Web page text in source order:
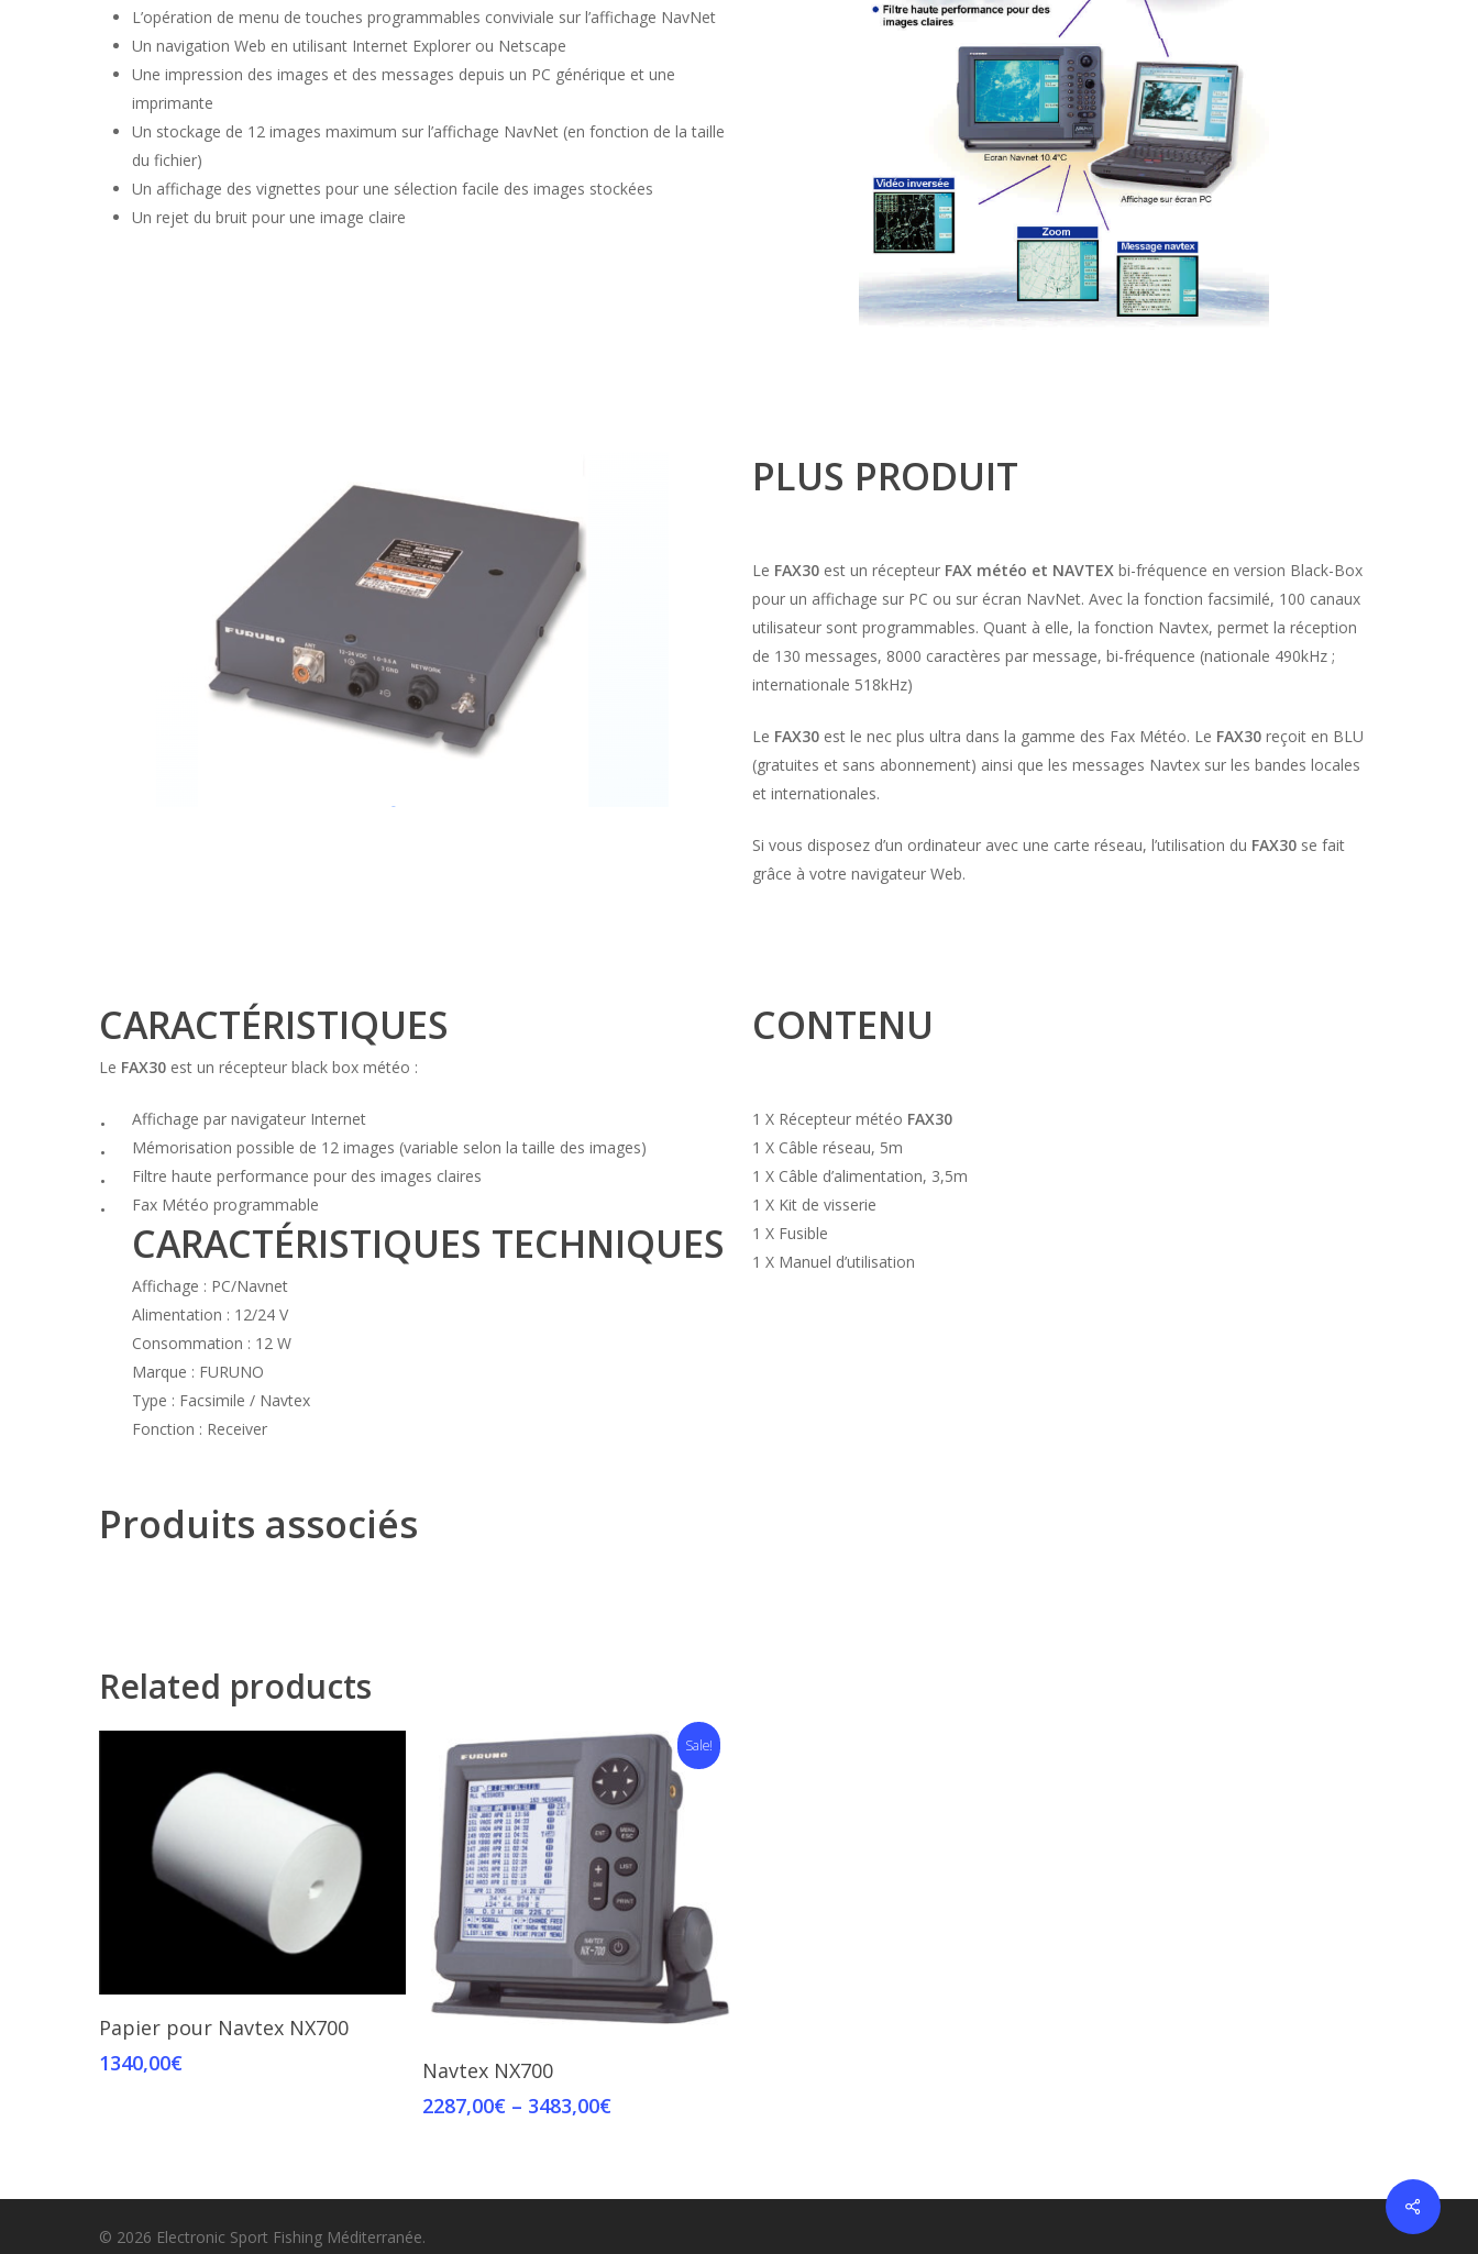
L’opération de menu de touches programmables conviviale sur l’affichage NavNet
Un navigation Web en utilisant Internet Explorer ou Netscape
Une impression des images et des messages depuis un PC générique et une
imprimante
Un stockage de 12 images maximum sur l’affichage NavNet (en fonction de la taille
du fichier)
Un affichage des vignettes pour une sélection facile des images stockées
Un rejet du bruit pour une image claire
PLUS PRODUIT
Le FAX30est un récepteur FAX météo et NAVTEXbi-fréquence en version Black-Box
pour un affichage sur PC ou sur écran NavNet. Avec la fonction facsimilé, 100 canaux
utilisateur sont programmables. Quant à elle, la fonction Navtex, permet la réception
de 130 messages, 8000 caractères par message, bi-fréquence (nationale 490kHz ;
internationale 518kHz)
Le FAX30est le nec plus ultra dans la gamme des Fax Météo. Le FAX30reçoit en BLU
(gratuites et sans abonnement) ainsi que les messages Navtex sur les bandes locales
et internationales.
Si vous disposez d’un ordinateur avec une carte réseau, l’utilisation du FAX30se fait
grâce à votre navigateur Web.
CARACTÉRISTIQUES
Le FAX30 est un récepteur black box météo :
Affichage par navigateur Internet
Mémorisation possible de 12 images (variable selon la taille des images)
Filtre haute performance pour des images claires
Fax Météo programmable
CARACTÉRISTIQUES TECHNIQUES
Affichage : PC/Navnet
Alimentation : 12/24 V
Consommation : 12 W
Marque : FURUNO
Type : Facsimile / Navtex
Fonction : Receiver
CONTENU
1 X Récepteur météo FAX30
1 X Câble réseau, 5m
1 X Câble d’alimentation, 3,5m
1 X Kit de visserie
1 X Fusible
1 X Manuel d’utilisation
Produits associés
Related products
Add To Cart
Papier pour Navtex NX700
1340,00€
Sale!
Select Options
Navtex NX700
2287,00€ – 3483,00€
© 2026 Electronic Sport Fishing Méditerranée.